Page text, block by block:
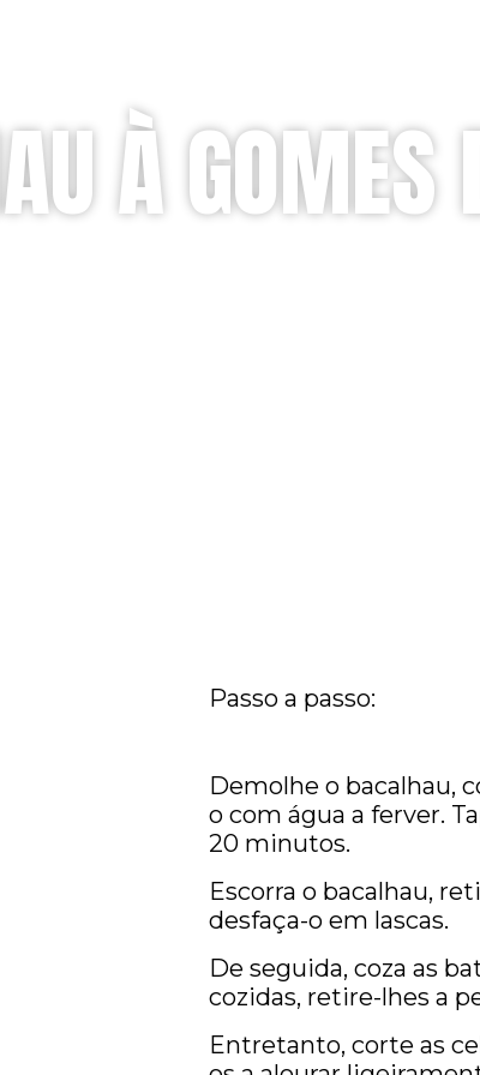
À GOMES
Passo a passo:
Demolhe o bacalhau,
o com água a ferver.
20 minutos.
Escorra o bacalhau,
desfaça-o em lascas.
De seguida, coza as
cozidas, retire-lhes a
Entretanto, corte as